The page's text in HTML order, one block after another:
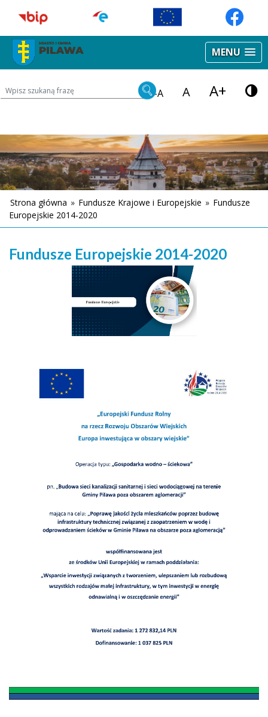
MENU
Wyszukiwarka treści na stronie -A A A+
Strona główna » Fundusze Krajowe i Europejskie » Fundusze
Europejskie 2014-2020
Fundusze Europejskie 2014-2020